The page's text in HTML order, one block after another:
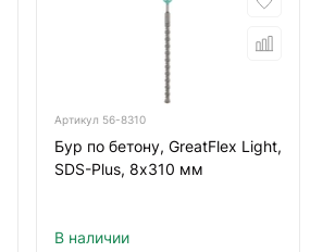
Артикул 56-8310
Бур по бетону, GreatFlex Light,
SDS-Plus, 8х310 мм
В наличии